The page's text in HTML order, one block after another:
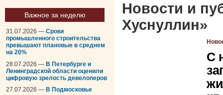
Важное за неделю
31.07.2026 — Сроки
промышленного строительства
превышают плановые в среднем
на 20%
28.07.2026 — В Петербурге и
Ленинградской области оценили
цифровую зрелость девелоперов
27.07.2026 — В Подмосковье
Новости и
Хуснуллин»
C